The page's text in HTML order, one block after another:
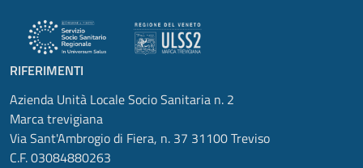
RIFERIMENTI
Azienda Unità Locale Socio Sanitaria n. 2
Marca trevigiana
Via Sant'Ambrogio di Fiera, n. 37 31100 Treviso
C.F. 03084880263